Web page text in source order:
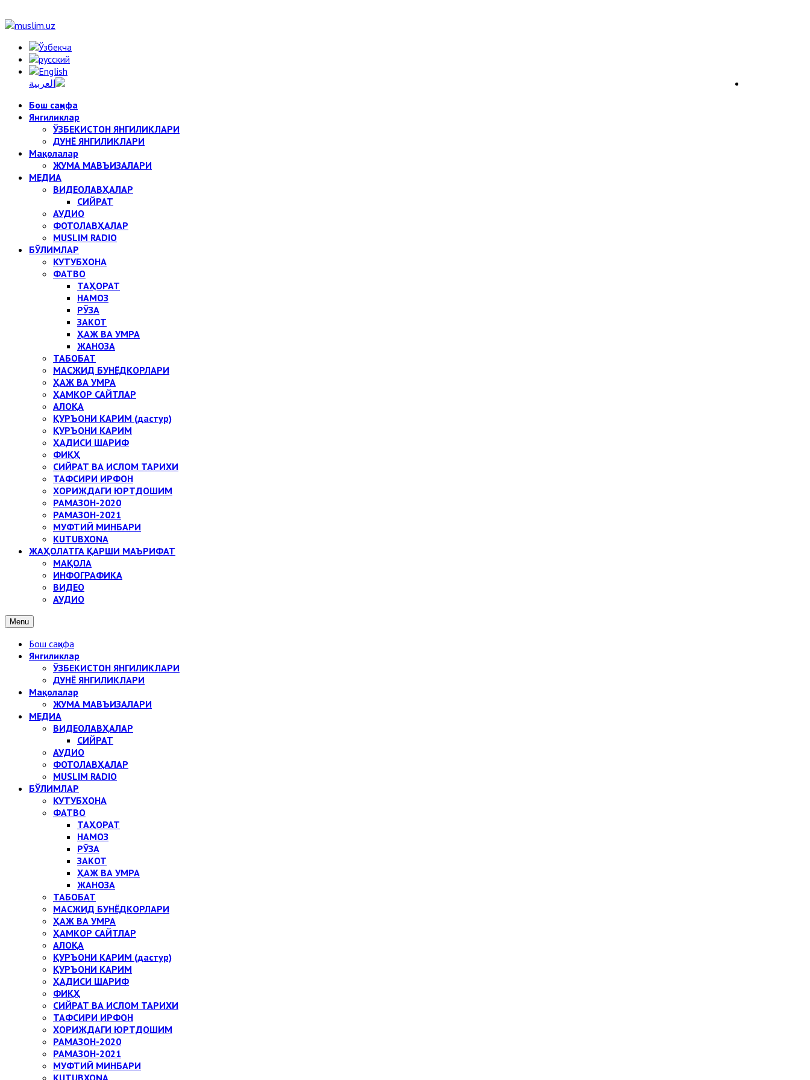
Бош саҳифа
Янгиликлар
ЎЗБЕКИСТОН ЯНГИЛИКЛАРИ
ДУНЁ ЯНГИЛИКЛАРИ
Мақолалар
ЖУМА МАВЪИЗАЛАРИ
МЕДИА
ВИДЕОЛАВҲАЛАР
СИЙРАТ
АУДИО
ФОТОЛАВҲАЛАР
MUSLIM RADIO
БЎЛИМЛАР
КУТУБХОНА
ФАТВО
ТАҲОРАТ
НАМОЗ
РЎЗА
ЗАКОТ
ҲАЖ ВА УМРА
ЖАНОЗА
ТАБОБАТ
МАСЖИД БУНЁДКОРЛАРИ
ҲАЖ ВА УМРА
ҲАМКОР САЙТЛАР
АЛОҚА
ҚУРЪОНИ КАРИМ (дастур)
ҚУРЪОНИ КАРИМ
ҲАДИСИ ШАРИФ
ФИҚҲ
СИЙРАТ ВА ИСЛОМ ТАРИХИ
ТАФСИРИ ИРФОН
ХОРИЖДАГИ ЮРТДОШИМ
РАМАЗОН-2020
РАМАЗОН-2021
МУФТИЙ МИНБАРИ
KUTUBXONA
ЖАҲОЛАТГА ҚАРШИ МАЪРИФАТ
МАҚОЛА
ИНФОГРАФИКА
ВИДЕО
АУДИО
Menu
Бош саҳифа
Янгиликлар
ЎЗБЕКИСТОН ЯНГИЛИКЛАРИ
ДУНЁ ЯНГИЛИКЛАРИ
Мақолалар
ЖУМА МАВЪИЗАЛАРИ
МЕДИА
ВИДЕОЛАВҲАЛАР
СИЙРАТ
АУДИО
ФОТОЛАВҲАЛАР
MUSLIM RADIO
БЎЛИМЛАР
КУТУБХОНА
ФАТВО
ТАҲОРАТ
НАМОЗ
РЎЗА
ЗАКОТ
ҲАЖ ВА УМРА
ЖАНОЗА
ТАБОБАТ
МАСЖИД БУНЁДКОРЛАРИ
ҲАЖ ВА УМРА
ҲАМКОР САЙТЛАР
АЛОҚА
ҚУРЪОНИ КАРИМ (дастур)
ҚУРЪОНИ КАРИМ
ҲАДИСИ ШАРИФ
ФИҚҲ
СИЙРАТ ВА ИСЛОМ ТАРИХИ
ТАФСИРИ ИРФОН
ХОРИЖДАГИ ЮРТДОШИМ
РАМАЗОН-2020
РАМАЗОН-2021
МУФТИЙ МИНБАРИ
KUTUBXONA